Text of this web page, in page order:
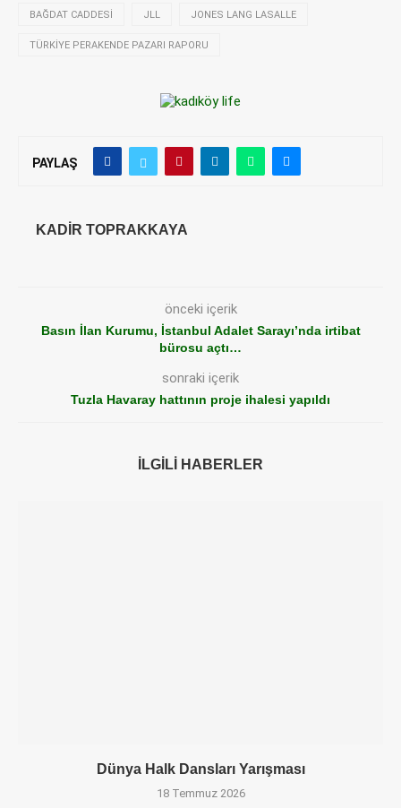
BAĞDAT CADDESI JLL JONES LANG LASALLE
TÜRKIYE PERAKENDE PAZARI RAPORU
PAYLAŞ
KADIR TOPRAKKAYA
önceki içerik
Basın İlan Kurumu, İstanbul Adalet Sarayı’nda irtibat
bürosu açtı…
sonraki içerik
Tuzla Havaray hattının proje ihalesi yapıldı
İLGILI HABERLER
Dünya Halk Dansları Yarışması
18 Temmuz 2026